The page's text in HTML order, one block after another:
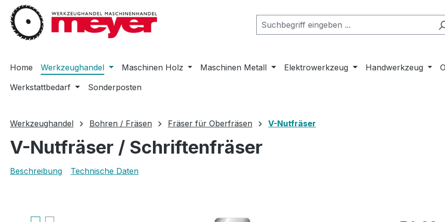
Hauptinhalt springen
Zur Suche springen
Zur Hauptnavigation springen
Home Werkzeughandel Maschinen Holz Maschinen Metall Elektrowerkzeug Handwerkzeug
Werkstattbedarf
Sonderposten
Werkzeughandel Bohren / Fräsen Fräser für Oberfräsen V-Nutfräser
V-Nutfräser / Schriftenfräser
Beschreibung Technische Daten